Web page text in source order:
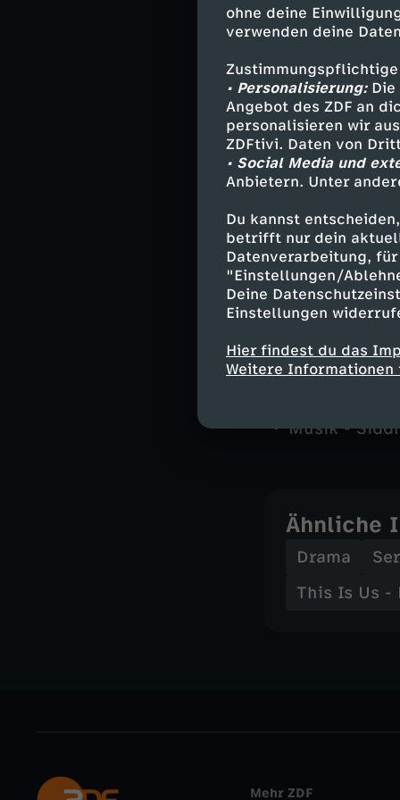
ohne deine
verwenden deine
• Personalisierung:Die
Angebot des ZDF an
personalisieren wir
ZDFtivi. Daten von
• Social Media und
Anbietern. Unter
Du kannst
betrifft nur dein
Datenverarbeitung,
"Einstellungen/
Deine
Einstellungen
Hier findest du das
Weitere
Beth
Kevin
Tess
Annie
Zoe Baker -
Stanley
Nick
Councilman
Madison
Dr. Gail
Stab
Regie - Ken
Musik -
Ähnliche
Drama
This Is Us -
Mehr ZDF